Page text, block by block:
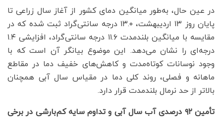
در عین حال، به‌طور میانگین دمای کشور از آغاز سال زراعی تا
پایان روز ۱۳ اردیبهشت، ۱۳.۰ درجه سانتی‌گراد ثبت شده که در
مقایسه با میانگین بلندمدت ۱۱.۶ درجه سانتی‌گراد، افزایشی ۱.۴
درجه‌ای را نشان می‌دهد. این موضوع بیانگر آن است که با
وجود نوسانات کوتاه‌مدت و کاهش‌های خفیف دما در مقاطع
ماهانه و فصلی، روند کلی دما در مقیاس سال آبی همچنان
بالاتر از حد نرمال بلندمدت قرار دارد.
تأمین ۹۲ درصدی آب سال آبی و تداوم سایه کم‌بارشی در برخی